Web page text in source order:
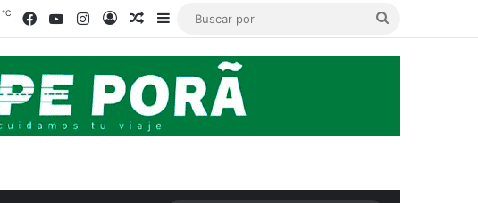
℃ Facebook
YouTubeInstagramAccesoPublicación al azar
Barra lateral